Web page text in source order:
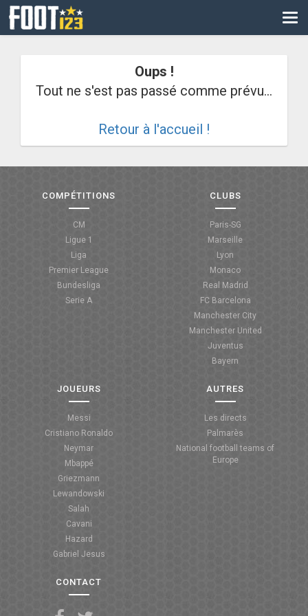
CM
COUPE DE FRANCE
COUPE DE LA LIGUE
Oups !
Tout ne s'est pas passé comme prévu...
Retour à l'accueil !
COMPÉTITIONS
CM
Ligue 1
Liga
Premier League
Bundesliga
Serie A
CLUBS
Paris-SG
Marseille
Lyon
Monaco
Real Madrid
FC Barcelona
Manchester City
Manchester United
Juventus
Bayern
JOUEURS
Messi
Cristiano Ronaldo
Neymar
Mbappé
Griezmann
Lewandowski
Salah
Cavani
Hazard
Gabriel Jesus
AUTRES
Les directs
Palmarès
National football teams of
Europe
CONTACT